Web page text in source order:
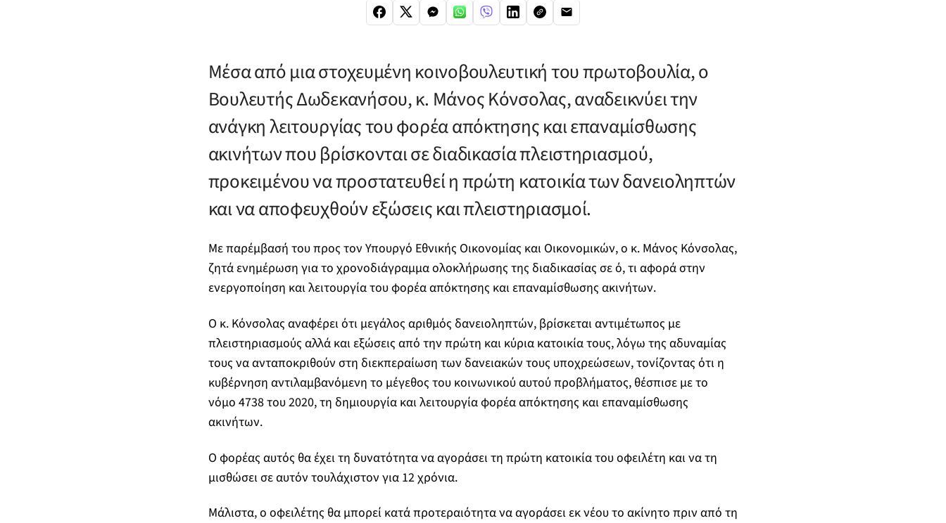
Μέσα από μια στοχευμένη κοινοβουλευτική του πρωτοβουλία, ο
Βουλευτής Δωδεκανήσου, κ. Μάνος Κόνσολας, αναδεικνύει την
ανάγκη λειτουργίας του φορέα απόκτησης και επαναμίσθωσης
ακινήτων που βρίσκονται σε διαδικασία πλειστηριασμού,
προκειμένου να προστατευθεί η πρώτη κατοικία των δανειοληπτών
και να αποφευχθούν εξώσεις και πλειστηριασμοί.
Με παρέμβασή του προς τον Υπουργό Εθνικής Οικονομίας και Οικονομικών, ο κ. Μάνος Κόνσολας,
ζητά ενημέρωση για το χρονοδιάγραμμα ολοκλήρωσης της διαδικασίας σε ό, τι αφορά στην
ενεργοποίηση και λειτουργία του φορέα απόκτησης και επαναμίσθωσης ακινήτων.
Ο κ. Κόνσολας αναφέρει ότι μεγάλος αριθμός δανειοληπτών, βρίσκεται αντιμέτωπος με
πλειστηριασμούς αλλά και εξώσεις από την πρώτη και κύρια κατοικία τους, λόγω της αδυναμίας
τους να ανταποκριθούν στη διεκπεραίωση των δανειακών τους υποχρεώσεων, τονίζοντας ότι η
κυβέρνηση αντιλαμβανόμενη το μέγεθος του κοινωνικού αυτού προβλήματος, θέσπισε με το
νόμο 4738 του 2020, τη δημιουργία και λειτουργία φορέα απόκτησης και επαναμίσθωσης
ακινήτων.
Ο φορέας αυτός θα έχει τη δυνατότητα να αγοράσει τη πρώτη κατοικία του οφειλέτη και να τη
μισθώσει σε αυτόν τουλάχιστον για 12 χρόνια.
Μάλιστα, ο οφειλέτης θα μπορεί κατά προτεραιότητα να αγοράσει εκ νέου το ακίνητο πριν από τη